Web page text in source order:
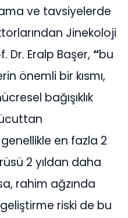
ve tavsiyelerde
Jinekoloji
Dr. Eralp Başer, “bu
önemli bir kısmı,
bağışıklık
en fazla 2
2 yıldan daha
rahim ağzında
riski de bu